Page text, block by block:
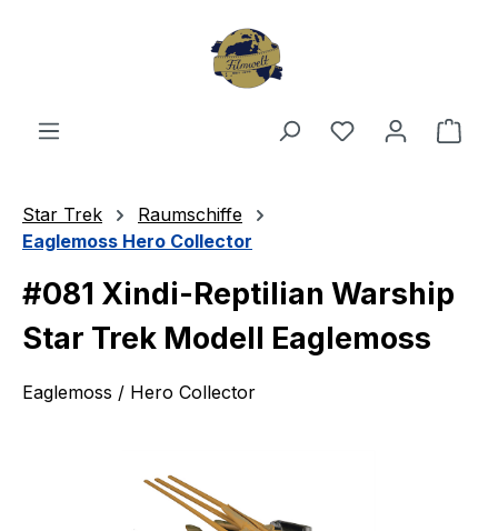
Du hast 0
Star Trek
Raumschiffe
Eaglemoss Hero Collector
#081 Xindi-Reptilian Warship
Star Trek Modell Eaglemoss
Eaglemoss / Hero Collector